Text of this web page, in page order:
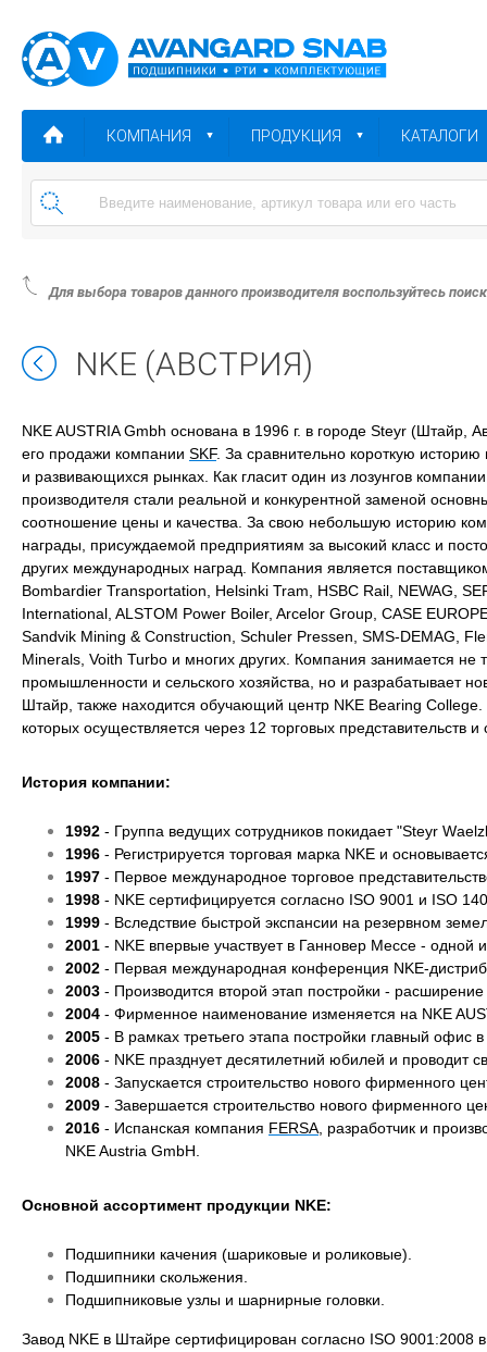
КОМПАНИЯ ПРОДУКЦИЯ КАТАЛОГИ
Для выбора товаров данного производителя воспользуйтесь
NKE (АВСТРИЯ)
NKE AUSTRIA Gmbh основана в 1996 г. в городе Steyr
его продажи компании SKF. За сравнительно короткую
и развивающихся рынках. Как гласит один из лозунгов
производителя стали реальной и конкурентной заменой
соотношение цены и качества. За свою небольшую историю
награды, присуждаемой предприятиям за высокий класс и
других международных наград. Компания является
Bombardier Transportation, Helsinki Tram, HSBC Rail, NEWAG,
International, ALSTOM Power Boiler, Arcelor Group, CASE
Sandvik Mining & Construction, Schuler Pressen, SMS-DEMAG,
Minerals, Voith Turbo и многих других. Компания занимается не
промышленности и сельского хозяйства, но и разрабатывает
Штайр, также находится обучающий центр NKE Bearing
которых осуществляется через 12 торговых
История компании:
1992 - Группа ведущих сотрудников покидает "Steyr
1996 - Регистрируется торговая марка NKE и
1997 - Первое международное торговое
1998 - NKE сертифицируется согласно ISO 9001 и ISO
1999 - Вследствие быстрой экспансии на резервном
2001 - NKE впервые участвует в Ганновер Мессе -
2002 - Первая международная конференция NKE-
2003 - Производится второй этап постройки -
2004 - Фирменное наименование изменяется на NKE
2005 - В рамках третьего этапа постройки главный
2006 - NKE празднует десятилетний юбилей и
2008 - Запускается строительство нового фирменного
2009 - Завершается строительство нового фирменного
2016 - Испанская компания FERSA , разработчик и
NKE Austria GmbH.
Основной ассортимент продукции NKE:
Подшипники качения (шариковые и роликовые).
Подшипники скольжения.
Подшипниковые узлы и шарнирные головки.
Завод NKE в Штайре сертифицирован согласно ISO 9001:2008